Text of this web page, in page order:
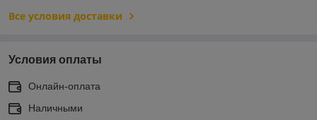
Все условия доставки
Условия оплаты
Онлайн-оплата
Наличными